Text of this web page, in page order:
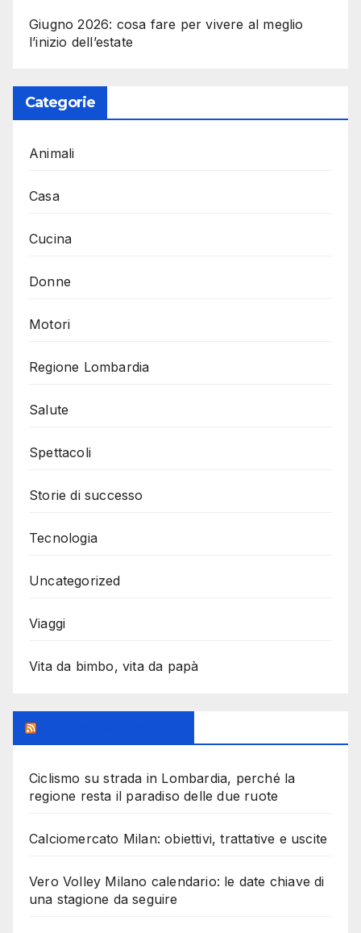
Giugno 2026: cosa fare per vivere al meglio
l’inizio dell’estate
Categorie
Animali
Casa
Cucina
Donne
Motori
Regione Lombardia
Salute
Spettacoli
Storie di successo
Tecnologia
Uncategorized
Viaggi
Vita da bimbo, vita da papà
Ciclismo su strada in Lombardia, perché la
regione resta il paradiso delle due ruote
Calciomercato Milan: obiettivi, trattative e uscite
Vero Volley Milano calendario: le date chiave di
una stagione da seguire